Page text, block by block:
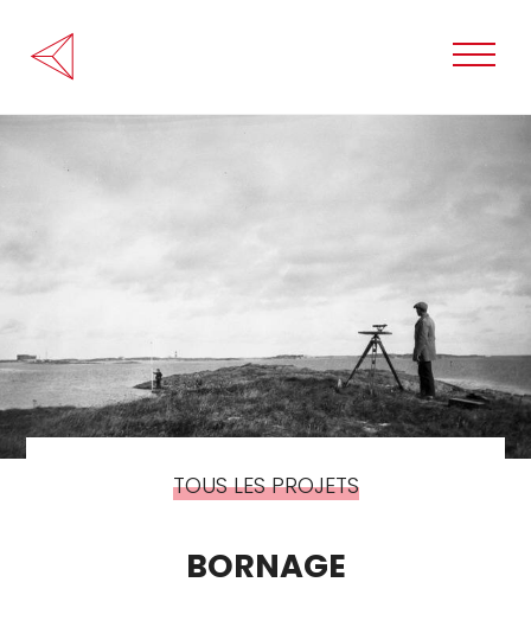
TOUS LES PROJETS
BORNAGE